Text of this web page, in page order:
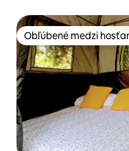
Obľúbené medzi
Obľúbené medzi